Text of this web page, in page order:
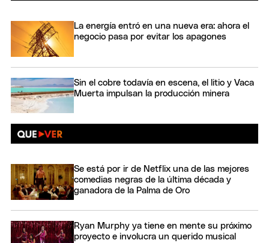
La energía entró en una nueva era: ahora el
negocio pasa por evitar los apagones
Sin el cobre todavía en escena, el litio y Vaca
Muerta impulsan la producción minera
Se está por ir de Netflix una de las mejores
comedias negras de la última década y
ganadora de la Palma de Oro
Ryan Murphy ya tiene en mente su próximo
proyecto e involucra un querido musical